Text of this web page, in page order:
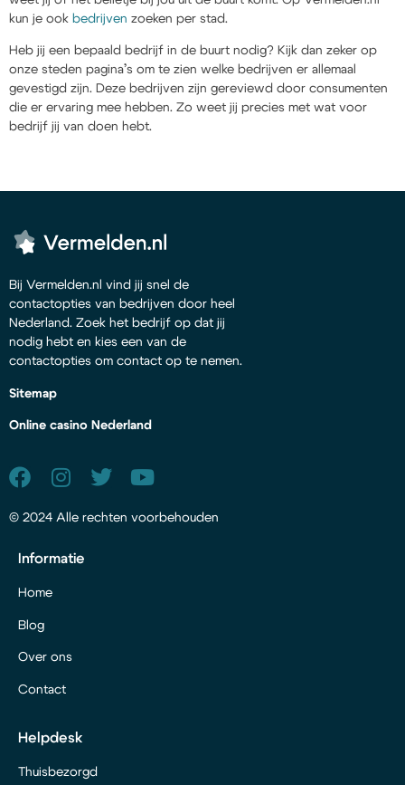
kun je ook bedrijven zoeken per stad.
Heb jij een bepaald bedrijf in de buurt nodig? Kijk dan zeker op
onze steden pagina’s om te zien welke bedrijven er allemaal
gevestigd zijn. Deze bedrijven zijn gereviewd door consumenten
die er ervaring mee hebben. Zo weet jij precies met wat voor
bedrijf jij van doen hebt.
Bij Vermelden.nl vind jij snel de
contactopties van bedrijven door heel
Nederland. Zoek het bedrijf op dat jij
nodig hebt en kies een van de
contactopties om contact op te nemen.
Sitemap
Online casino Nederland
© 2024 Alle rechten voorbehouden
Informatie
Home
Blog
Over ons
Contact
Helpdesk
Thuisbezorgd